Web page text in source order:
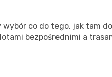
co do tego, jak tam
bezpośrednimi a